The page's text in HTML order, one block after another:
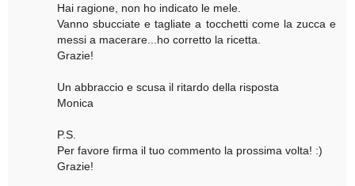
Hai ragione, non ho indicato le mele.
Vanno sbucciate e tagliate a tocchetti come la zucca e
messi a macerare...ho corretto la ricetta.
Grazie!
Un abbraccio e scusa il ritardo della risposta
Monica
P.S.
Per favore firma il tuo commento la prossima volta! :)
Grazie!